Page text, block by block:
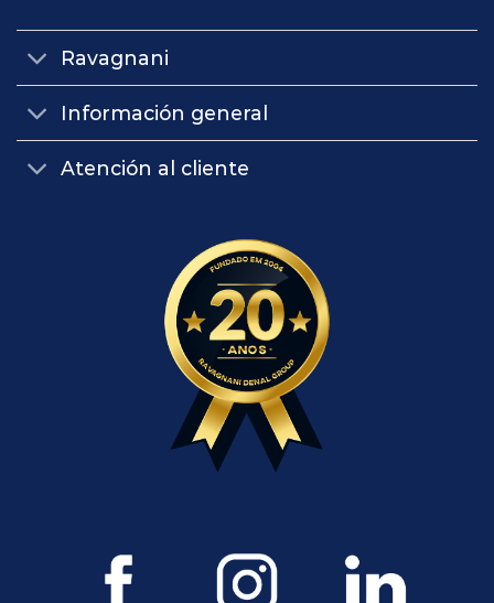
Ravagnani
Información general
Atención al cliente